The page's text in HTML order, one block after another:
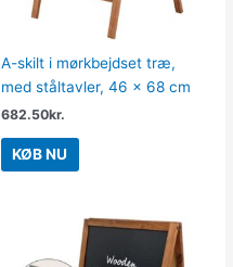
A-skilt i mørkbejdset træ,
med ståltavler, 46 x 68 cm
682.50kr.
KØB NU